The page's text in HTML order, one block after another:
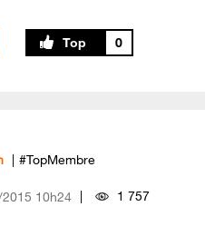
0
#TopMembre
10h24 1 757